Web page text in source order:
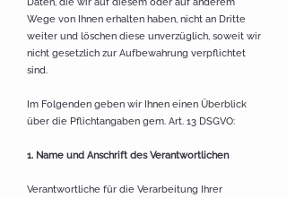
Wege von Ihnen erhalten haben, nicht an Dritte
weiter und löschen diese unverzüglich, soweit wir
nicht gesetzlich zur Aufbewahrung verpflichtet
sind.
Im Folgenden geben wir Ihnen einen Überblick
über die Pflichtangaben gem. Art. 13 DSGVO:
1. Name und Anschrift des Verantwortlichen
Verantwortliche für die Verarbeitung Ihrer